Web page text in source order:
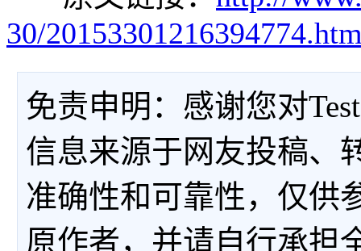
30/
免责申明：感谢您对
信息来源于网友投稿、
准确性和可靠性，仅供
原作者，并请自行承担